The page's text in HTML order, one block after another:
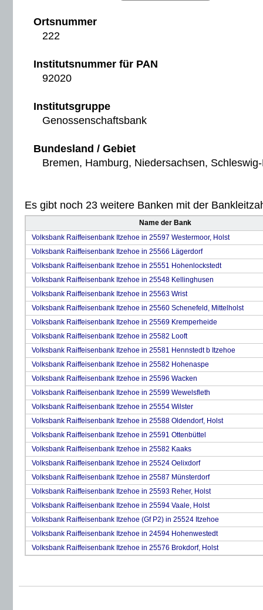
Ortsnummer
222
Institutsnummer für PAN
92020
Institutsgruppe
Genossenschaftsbank
Bundesland / Gebiet
Bremen, Hamburg, Niedersachsen,
Es gibt noch 23 weitere Banken mit der
Name der Bank
Volksbank Raiffeisenbank Itzehoe in 25597 Westermoor, Holst
Volksbank Raiffeisenbank Itzehoe in 25566 Lägerdorf
Volksbank Raiffeisenbank Itzehoe in 25551 Hohenlockstedt
Volksbank Raiffeisenbank Itzehoe in 25548 Kellinghusen
Volksbank Raiffeisenbank Itzehoe in 25563 Wrist
Volksbank Raiffeisenbank Itzehoe in 25560 Schenefeld, Mittelholst
Volksbank Raiffeisenbank Itzehoe in 25569 Kremperheide
Volksbank Raiffeisenbank Itzehoe in 25582 Looft
Volksbank Raiffeisenbank Itzehoe in 25581 Hennstedt b Itzehoe
Volksbank Raiffeisenbank Itzehoe in 25582 Hohenaspe
Volksbank Raiffeisenbank Itzehoe in 25596 Wacken
Volksbank Raiffeisenbank Itzehoe in 25599 Wewelsfleth
Volksbank Raiffeisenbank Itzehoe in 25554 Wilster
Volksbank Raiffeisenbank Itzehoe in 25588 Oldendorf, Holst
Volksbank Raiffeisenbank Itzehoe in 25591 Ottenbüttel
Volksbank Raiffeisenbank Itzehoe in 25582 Kaaks
Volksbank Raiffeisenbank Itzehoe in 25524 Oelixdorf
Volksbank Raiffeisenbank Itzehoe in 25587 Münsterdorf
Volksbank Raiffeisenbank Itzehoe in 25593 Reher, Holst
Volksbank Raiffeisenbank Itzehoe in 25594 Vaale, Holst
Volksbank Raiffeisenbank Itzehoe (Gf P2) in 25524 Itzehoe
Volksbank Raiffeisenbank Itzehoe in 24594 Hohenwestedt
Volksbank Raiffeisenbank Itzehoe in 25576 Brokdorf, Holst